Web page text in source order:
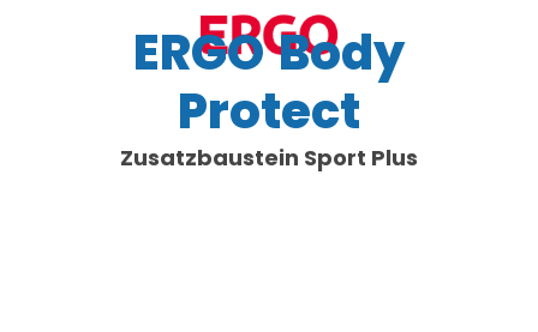
ERGO Body
Protect
Zusatzbaustein Sport Plus